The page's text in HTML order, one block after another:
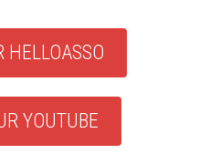
HELLOASSO
YOUTUBE